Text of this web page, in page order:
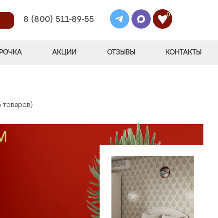
8 (800) 511-89-55
0
АКЦИИ ОТЗЫВЫ КОНТАКТЫ
товаров)